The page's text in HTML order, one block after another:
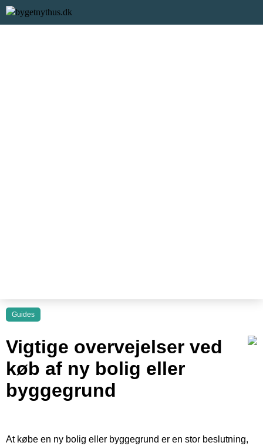
Guides
Vigtige overvejelser ved
køb af ny bolig eller
byggegrund
At købe en ny bolig eller byggegrund er en stor beslutning,